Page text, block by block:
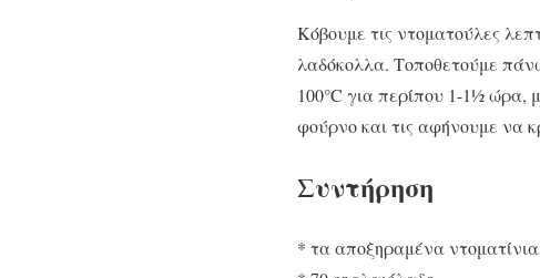
Κόβουμε τις ντοματούλες
λαδόκολλα. Τοποθετούμε
100°C για περίπου 1-1½ ώρα,
φούρνο και τις αφήνουμε να
Συντήρηση
* τα αποξηραμένα ντοματίνια